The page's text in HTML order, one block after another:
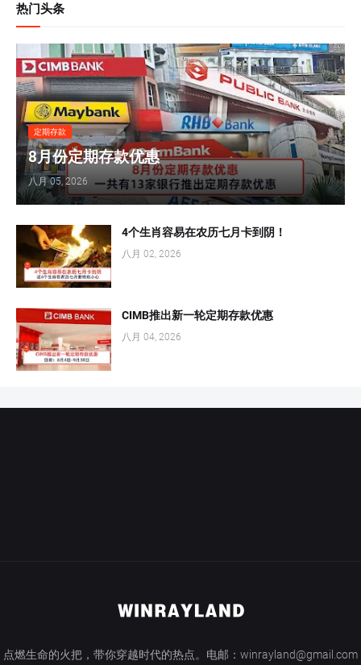
热门头条
定期存款
8月份定期存款优惠
八月 05, 2026
4个生肖容易在农历七月卡到阴！
八月 02, 2026
CIMB推出新一轮定期存款优惠
八月 04, 2026
点燃生命的火把，带你穿越时代的热点。电邮：winrayland@gmail.com